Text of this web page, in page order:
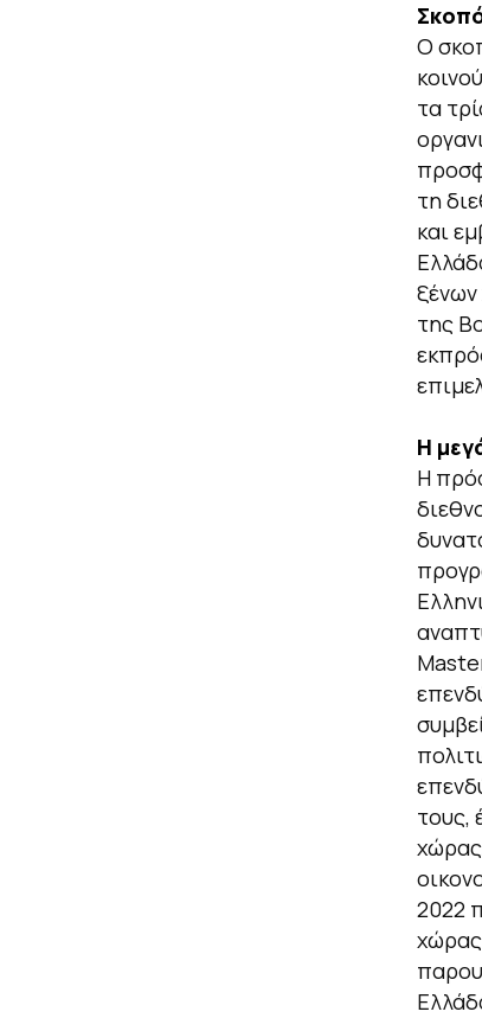
Ο
τα
τη
και
της
Η
Η
τους,
2022
χώρας